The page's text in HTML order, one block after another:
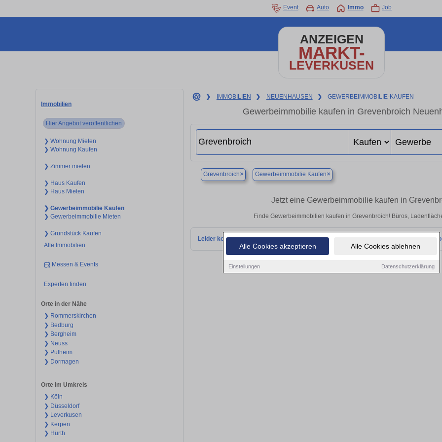
Alle Cookies akzeptieren Alle Cookies ablehnen
Einstellungen Datenschutzerklärung
Event Auto Immo Job
ANZEIGEN
MARKT-
LEVERKUSEN
Immobilien
Hier Angebot veröffentlichen
❯ Wohnung Mieten
❯ Wohnung Kaufen
❯ Zimmer mieten
❯ Haus Kaufen
❯ Haus Mieten
❯ Gewerbeimmobilie Kaufen
❯ Gewerbeimmobilie Mieten
❯ Grundstück Kaufen
Alle Immobilien
Messen & Events
Experten finden
Orte in der Nähe
❯ Rommerskirchen
❯ Bedburg
❯ Bergheim
❯ Neuss
❯ Pulheim
❯ Dormagen
Orte im Umkreis
❯ Köln
❯ Düsseldorf
❯ Leverkusen
❯ Kerpen
❯ Hürth
❯ IMMOBILIEN ❯ NEUENHAUSEN ❯ GEWERBEIMMOBILIE-KAUFEN
Gewerbeimmobilie kaufen in Grevenbroich
Grevenbroich× Gewerbeimmobilie Kaufen×
Jetzt eine Gewerbeimmobilie kaufen in
Finde Gewerbeimmobilien kaufen in Grevenbroich! Büros,
Leider konnten wir derzeit keine passenden Objekte finden. Schauen Sie bald wieder